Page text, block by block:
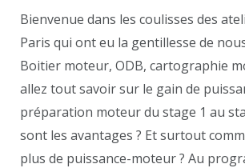
Bienvenue dans les coulisses des
Paris qui ont eu la gentillesse de
Boitier moteur, ODB, cartographie
allez tout savoir sur le gain de
préparation moteur du stage 1 au
sont les avantages ? Et surtout
plus de puissance-moteur ? Au